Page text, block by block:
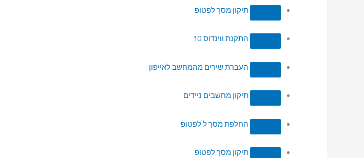
תיקון מסך לפטופ
התקנת ווינדוס 10
העברת שירים מהמחשב לאייפון
תיקון מחשבים ניידים
החלפת מסך ל לפטופ
תיקון מסך לפטופ